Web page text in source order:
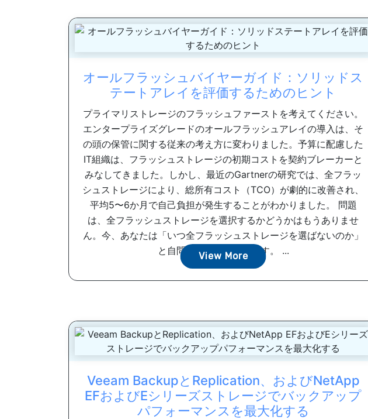
オールフラッシュバイヤーガイド：ソリッドス
テートアレイを評価するためのヒント
プライマリストレージのフラッシュファーストを考えてください。
エンタープライズグレードのオールフラッシュアレイの導入は、そ
の頭の保管に関する従来の考え方に変わりました。予算に配慮した
IT組織は、フラッシュストレージの初期コストを契約ブレーカーと
みなしてきました。しかし、最近のGartnerの研究では、全フラッ
シュストレージにより、総所有コスト（TCO）が劇的に改善され、
平均5〜6か月で自己負担が発生することがわかりました。 問題
は、全フラッシュストレージを選択するかどうかはもうありませ
ん。今、あなたは「いつ全フラッシュストレージを選ばないのか」
と自問する必要があります。 ...
View More
Veeam BackupとReplication、およびNetApp
EFおよびEシリーズストレージでバックアップ
パフォーマンスを最大化する